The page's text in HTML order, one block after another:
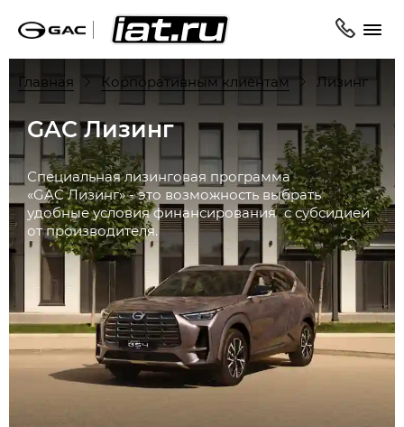
Главная Корпоративным клиентам Лизинг
GAC Лизинг
Специальная лизинговая программа
«GAC Лизинг» - это возможность выбрать
удобные условия финансирования с субсидией
от производителя.